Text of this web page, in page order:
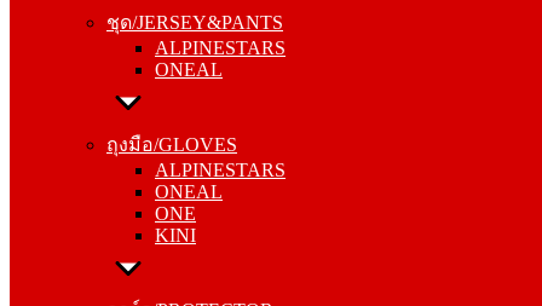
ชุด/JERSEY&PANTS
ALPINESTARS
ONEAL
ถุงมือ/GLOVES
ALPINESTARS
ONEAL
ONE
KINI
ONEAL
ถุงมือ/GLOVES
ONEAL
ONE
KINI
การ์ด/PROTECTOR